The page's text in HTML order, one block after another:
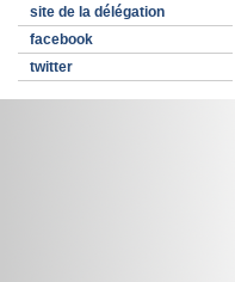
site de la délégation
facebook
twitter